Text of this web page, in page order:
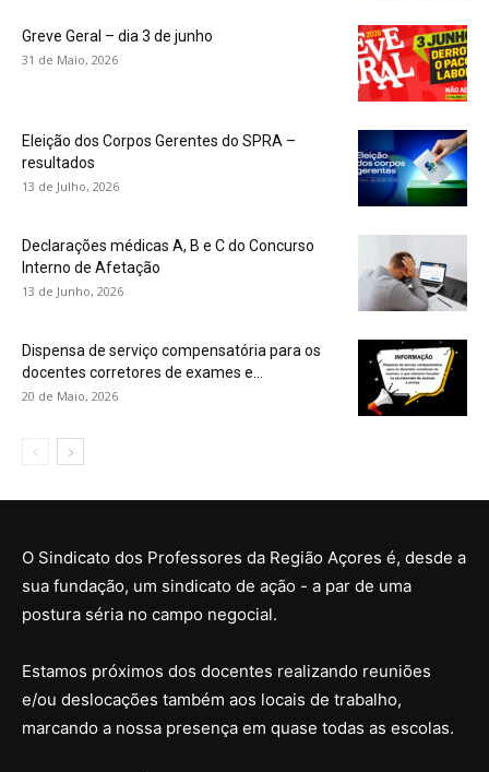
Greve Geral – dia 3 de junho
31 de Maio, 2026
Eleição dos Corpos Gerentes do SPRA –
resultados
13 de Julho, 2026
Declarações médicas A, B e C do Concurso
Interno de Afetação
13 de Junho, 2026
Dispensa de serviço compensatória para os
docentes corretores de exames e...
20 de Maio, 2026
O Sindicato dos Professores da Região Açores é, desde a
sua fundação, um sindicato de ação - a par de uma
postura séria no campo negocial.
Estamos próximos dos docentes realizando reuniões
e/ou deslocações também aos locais de trabalho,
marcando a nossa presença em quase todas as escolas.